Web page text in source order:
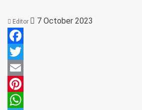
Editor 7 October 2023
Facebook
Twitter
Email
Pinterest